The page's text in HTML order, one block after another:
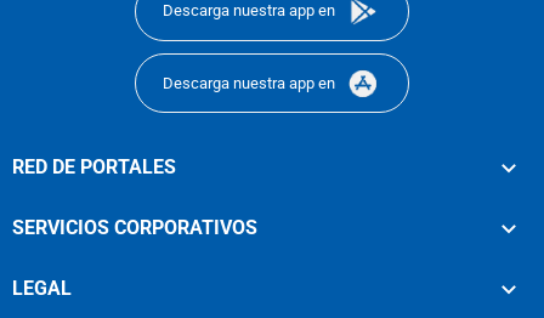
Descarga nuestra app en
Descarga nuestra app en
RED DE PORTALES
SERVICIOS CORPORATIVOS
LEGAL